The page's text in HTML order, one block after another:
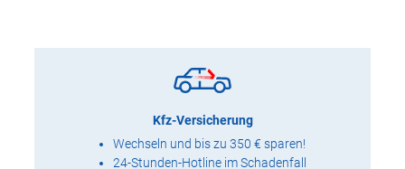
Kfz-Versicherung
Wechseln und bis zu 350 € sparen!
24-Stunden-Hotline im Schadenfall